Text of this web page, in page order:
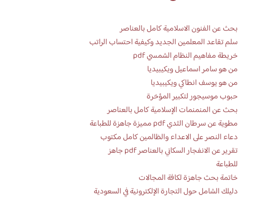
بحث عن الفنون الاسلامية كامل بالعناصر
سلم تقاعد المعلمين الجديد وكيفية احتساب الراتب
خريطة مفاهيم النظام الشمسي pdf
من هو سامر اسماعيل ويكيبيديا
من هو يوسف انطاكي ويكيبيديا
حبوب موسيجور لتكبير المؤخرة
بحث عن المنمنمات الإسلامية كامل بالعناصر
مطوية عن سرطان الثدي pdf مميزة جاهزة للطباعة
دعاء النصر على الاعداء والظالمين كامل مكتوب
تقرير عن الانفجار السكاني بالعناصر pdf جاهز
للطباعة
خاتمة بحث جاهزة لكافة المجالات
دليلك الشامل حول التجارة الإلكترونية في السعودية